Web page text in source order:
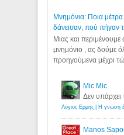
Μνημόνια: Ποια
δάνεισαν, πού πήγαν
Μιας και
μνημόνιο , ας δούμε
προηγούμενα μέχρι
Mic Mic
Δεν
Manos